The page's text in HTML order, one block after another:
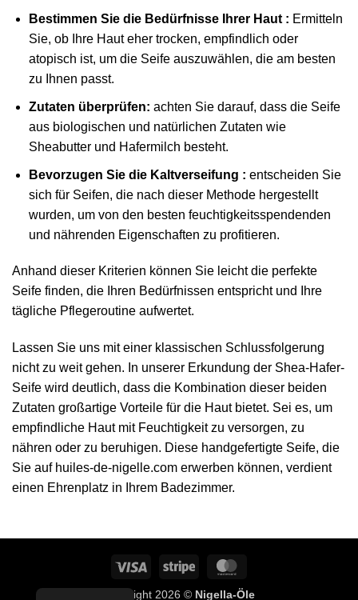
Bestimmen Sie die Bedürfnisse Ihrer Haut : Ermitteln
Sie, ob Ihre Haut eher trocken, empfindlich oder
atopisch ist, um die Seife auszuwählen, die am besten
zu Ihnen passt.
Zutaten überprüfen: achten Sie darauf, dass die Seife
aus biologischen und natürlichen Zutaten wie
Sheabutter und Hafermilch besteht.
Bevorzugen Sie die Kaltverseifung : entscheiden Sie
sich für Seifen, die nach dieser Methode hergestellt
wurden, um von den besten feuchtigkeitsspendenden
und nährenden Eigenschaften zu profitieren.
Anhand dieser Kriterien können Sie leicht die perfekte
Seife finden, die Ihren Bedürfnissen entspricht und Ihre
tägliche Pflegeroutine aufwertet.
Lassen Sie uns mit einer klassischen Schlussfolgerung
nicht zu weit gehen. In unserer Erkundung der Shea-Hafer-
Seife wird deutlich, dass die Kombination dieser beiden
Zutaten großartige Vorteile für die Haut bietet. Sei es, um
empfindliche Haut mit Feuchtigkeit zu versorgen, zu
nähren oder zu beruhigen. Diese handgefertigte Seife, die
Sie auf huiles-de-nigelle.com erwerben können, verdient
einen Ehrenplatz in Ihrem Badezimmer.
Visum Streifen
Copyright 2026 © Nigella-Öle